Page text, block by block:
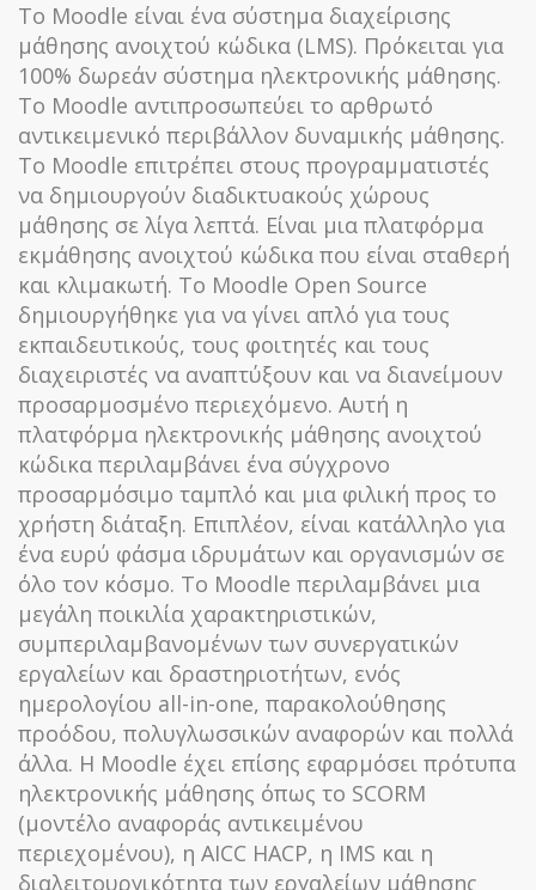
Το Moodle είναι ένα σύστημα διαχείρισης
μάθησης ανοιχτού κώδικα (LMS). Πρόκειται για
100% δωρεάν σύστημα ηλεκτρονικής μάθησης.
Το Moodle αντιπροσωπεύει το αρθρωτό
αντικειμενικό περιβάλλον δυναμικής μάθησης.
Το Moodle επιτρέπει στους προγραμματιστές
να δημιουργούν διαδικτυακούς χώρους
μάθησης σε λίγα λεπτά. Είναι μια πλατφόρμα
εκμάθησης ανοιχτού κώδικα που είναι σταθερή
και κλιμακωτή. Το Moodle Open Source
δημιουργήθηκε για να γίνει απλό για τους
εκπαιδευτικούς, τους φοιτητές και τους
διαχειριστές να αναπτύξουν και να διανείμουν
προσαρμοσμένο περιεχόμενο. Αυτή η
πλατφόρμα ηλεκτρονικής μάθησης ανοιχτού
κώδικα περιλαμβάνει ένα σύγχρονο
προσαρμόσιμο ταμπλό και μια φιλική προς το
χρήστη διάταξη. Επιπλέον, είναι κατάλληλο για
ένα ευρύ φάσμα ιδρυμάτων και οργανισμών σε
όλο τον κόσμο. Το Moodle περιλαμβάνει μια
μεγάλη ποικιλία χαρακτηριστικών,
συμπεριλαμβανομένων των συνεργατικών
εργαλείων και δραστηριοτήτων, ενός
ημερολογίου all-in-one, παρακολούθησης
προόδου, πολυγλωσσικών αναφορών και πολλά
άλλα. Η Moodle έχει επίσης εφαρμόσει πρότυπα
ηλεκτρονικής μάθησης όπως το SCORM
(μοντέλο αναφοράς αντικειμένου
περιεχομένου), η AICC HACP, η IMS και η
διαλειτουργικότητα των εργαλείων μάθησης